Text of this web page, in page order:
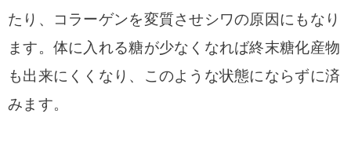
たり、コラーゲンを変質させシワの原因にもなり
ます。体に入れる糖が少なくなれば終末糖化産物
も出来にくくなり、このような状態にならずに済
みます。